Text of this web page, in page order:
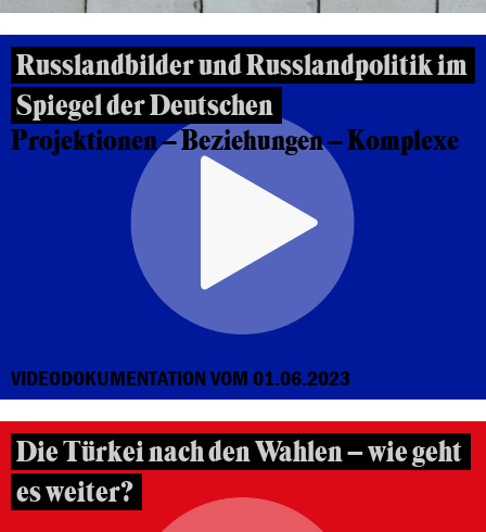
Russlandbilder und Russlandpolitik im
Spiegel der Deutschen
Projektionen – Beziehungen – Komplexe
VIDEODOKUMENTATION VOM 01.06.2023
Die Türkei nach den Wahlen – wie geht
es weiter?